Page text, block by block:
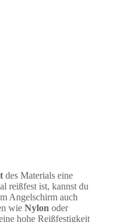
des Materials eine
reißfest ist, kannst du
Angelschirm auch
wie Nylon oder
hohe Reißfestigkeit